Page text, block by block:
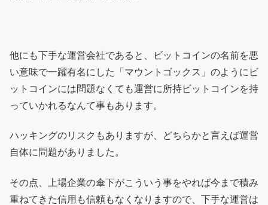
他にも下手な運営会社であると、ビットコインの名前を悪
い意味で一躍有名にした「マウントゴックス」のようにビ
ットコインには問題なくても運営に所持ビットコインを持
っていかれるなんて事もあります。
ハッキングのリスクもありますが、どちらかと言えば運営
自体に問題がありました。
その点、上場企業の傘下がこういう事をやれば今まで積み
重ねてきた信用も信頼もなくなりますので、下手な運営は